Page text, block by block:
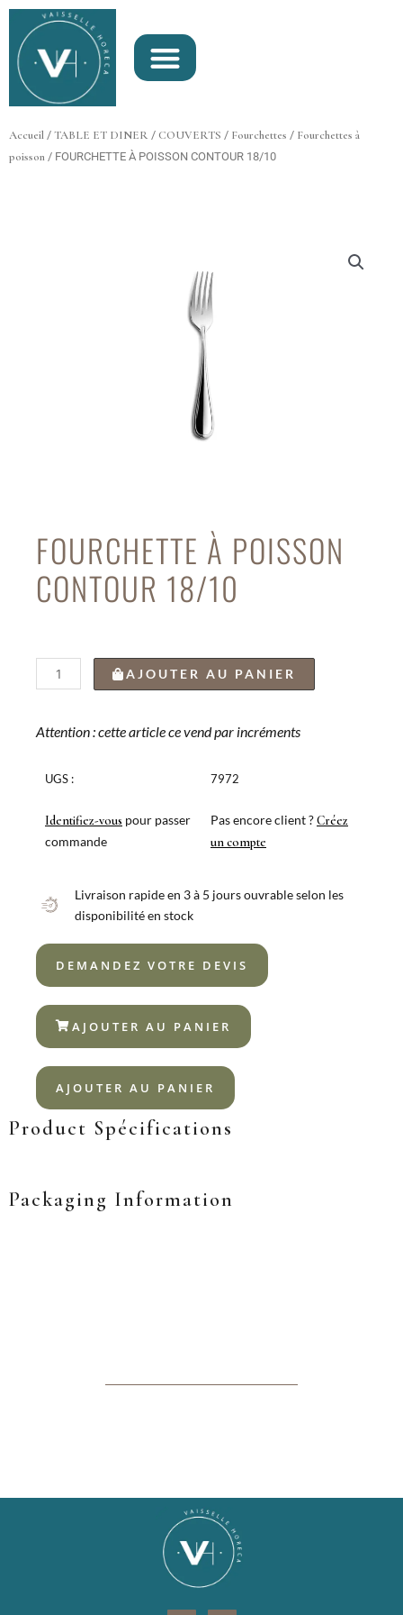
Aller
contenu
Accueil / TABLE ET DINER / COUVERTS / Fourchettes / Fourchettes à
poisson / FOURCHETTE À POISSON CONTOUR 18/10
FOURCHETTE À POISSON
CONTOUR 18/10
quantité
de
À
CONTOUR
AJOUTER AU PANIER
Attention : cette article ce vend par incréments
UGS :
Identifiez-vous pour passer
commande
7972
Pas encore client ?Créez
un compte
Livraison rapide en 3 à 5 jours ouvrable selon les
disponibilité en stock
DEMANDEZ VOTRE DEVIS
AJOUTER AU PANIER
AJOUTER AU PANIER
Product Spécifications
Packaging Information